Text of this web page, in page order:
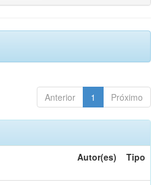
Anterior 1 Próximo
Autor(es) Tipo